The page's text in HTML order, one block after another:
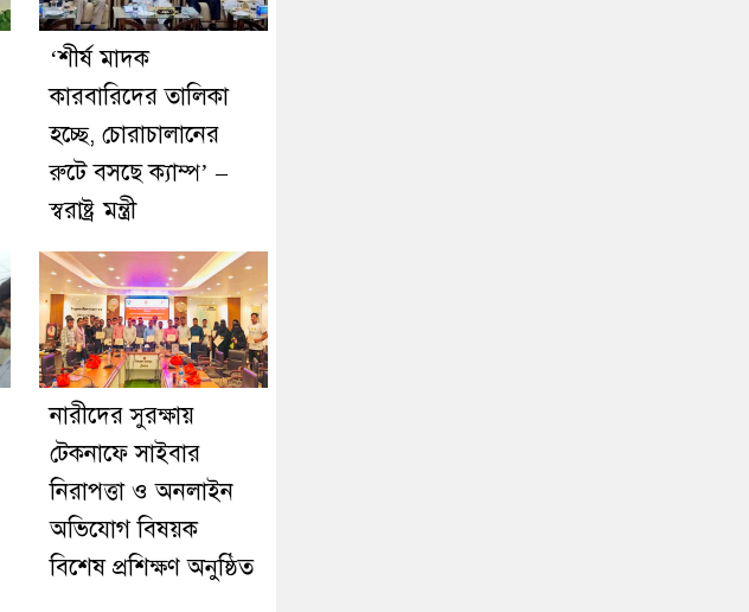
‘শীর্ষ মাদক
কারবারিদের তালিকা
হচ্ছে, চোরাচালানের
রুটে বসছে ক্যাম্প’ –
স্বরাষ্ট্র মন্ত্রী
নারীদের সুরক্ষায়
টেকনাফে সাইবার
নিরাপত্তা ও অনলাইন
অভিযোগ বিষয়ক
বিশেষ প্রশিক্ষণ অনুষ্ঠিত